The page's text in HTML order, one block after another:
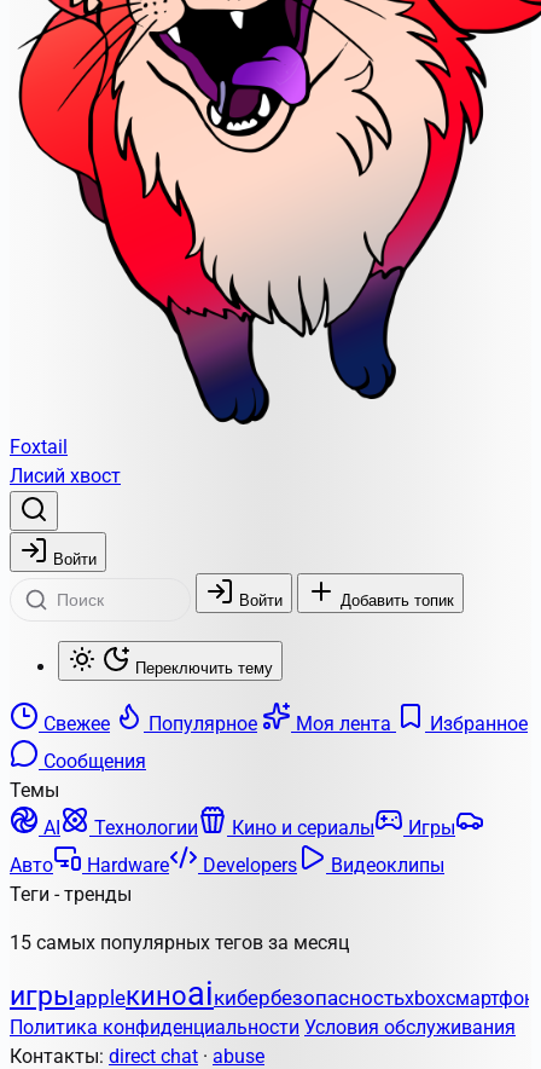
Foxtail
Лисий хвост
Войти
Войти Добавить топик
Переключить тему
Свежее Популярное Моя лента
Избранное
Сообщения
Темы
AI
Технологии Кино и сериалы
Игры
Авто
Hardware Developers
Видеоклипы
Теги - тренды
15 самых популярных тегов за месяц
игрыappleкиноaiкибербезопасностьxbox
Политика конфиденциальности Условия обслуживания
Контакты: direct chat · abuse